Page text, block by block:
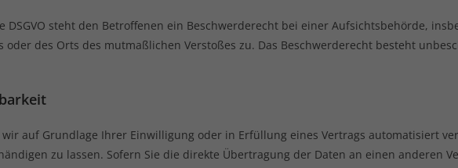
DSGVO steht den Betroffenen ein Beschwerderecht bei einer Aufsichtsbehörde,
des Orts des mutmaßlichen Verstoßes zu. Das Beschwerderecht besteht
wir auf Grundlage Ihrer Einwilligung oder in Erfüllung eines Vertrags automatisiert
zu lassen. Sofern Sie die direkte Übertragung der Daten an einen anderen